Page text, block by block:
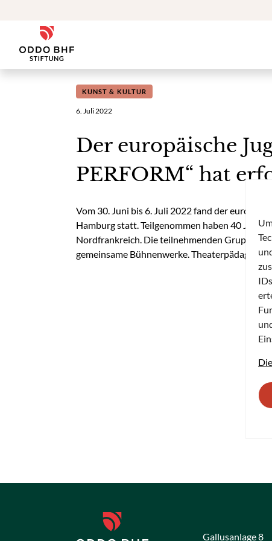
ODDO BHF Stiftung
KUNST & KULTUR
6. Juli 2022
Der europäische
PERFORM“ hat
Vom 30. Juni bis 6. Juli 2022 fand der
Hamburg statt. Teilgenommen haben 40
Nordfrankreich. Die teilnehmenden Gruppen
gemeinsame Bühnenwerke.
Gallusanlage 8